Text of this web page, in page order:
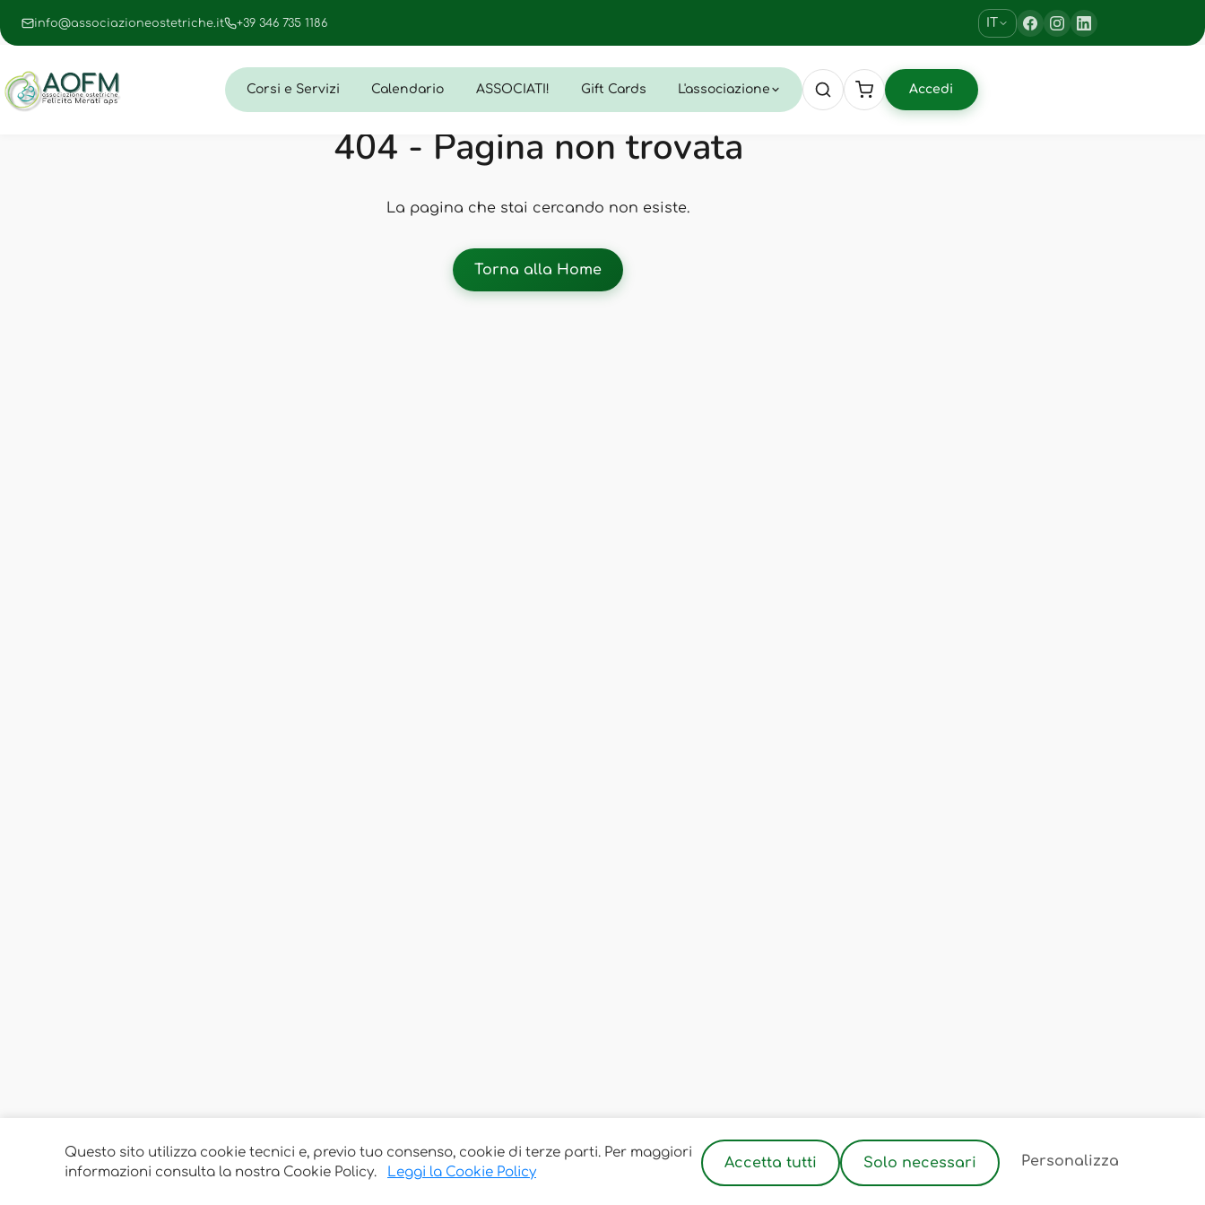
info@associazioneostetriche.it +39 346 735 1186 IT
Corsi e Servizi Calendario ASSOCIATI! Gift Cards L'associazione Accedi
404 - Pagina non trovata
La pagina che stai cercando non esiste.
Torna alla Home
Questo sito utilizza cookie tecnici e, previo tuo consenso, cookie di terze parti. Per maggiori
informazioni consulta la nostra Cookie Policy.
Leggi la Cookie Policy
Accetta tutti Solo necessari Personalizza